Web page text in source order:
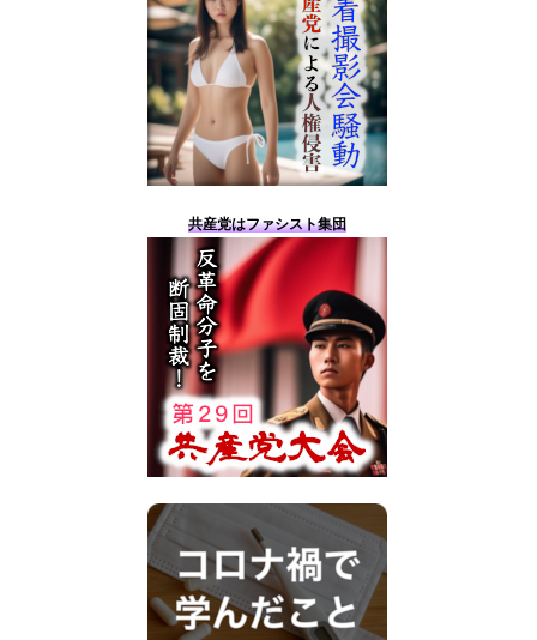
共産党はファシスト集団